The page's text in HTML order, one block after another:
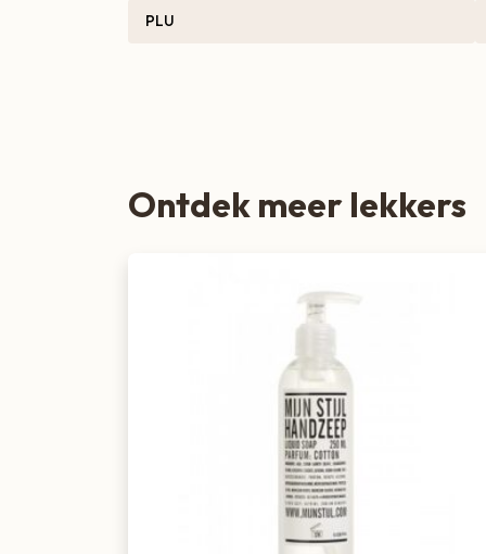
Zoete lekkernijen
PLU
Ontdek meer lekkers